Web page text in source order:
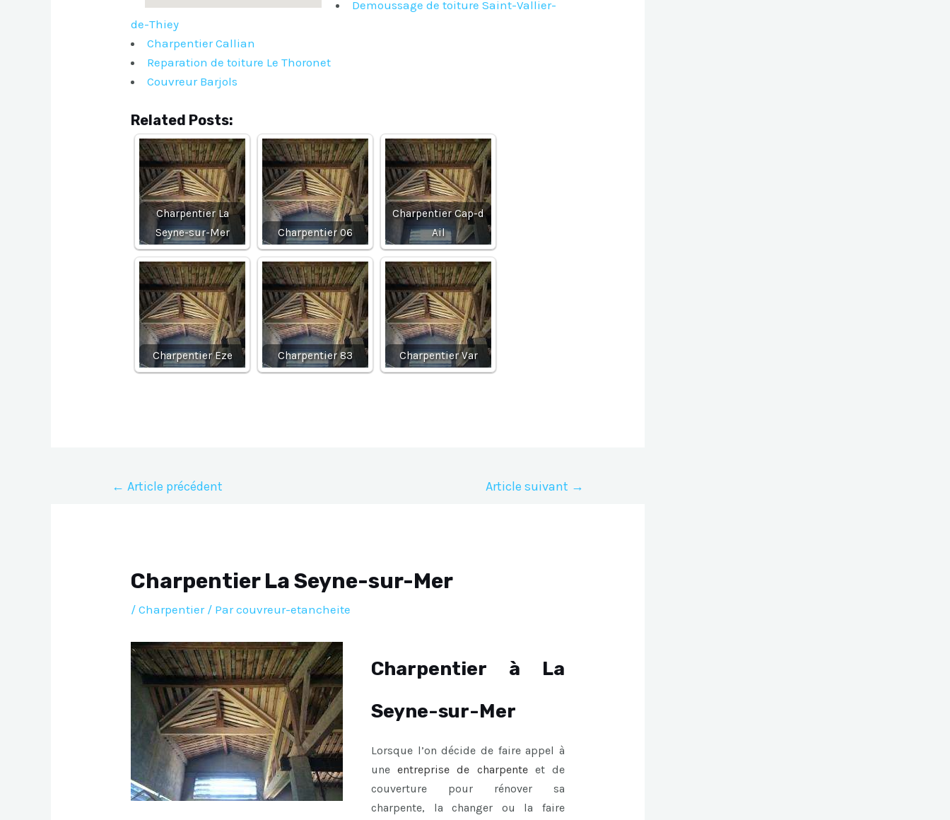
Demoussage de toiture Saint-Vallier-
de-Thiey
Charpentier Callian
Reparation de toiture Le Thoronet
Couvreur Barjols
Related Posts:
Charpentier La
Seyne-sur-Mer
Charpentier 06
Charpentier Cap-d
Ail
Charpentier Eze Charpentier 83 Charpentier Var
Navigation
← Article précédent Article suivant →
Charpentier La Seyne-sur-Mer
/Charpentier/ Parcouvreur-etancheite
Charpentier à La
Seyne-sur-Mer
Lorsque l’on décide de faire appel à
uneentreprise de charpenteet de
couverture pour rénover sa
charpente, la changer ou la faire